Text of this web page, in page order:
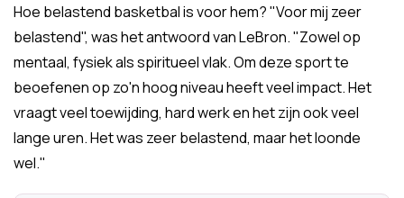
Hoe belastend basketbal is voor hem? "Voor mij zeer
belastend", was het antwoord van LeBron. "Zowel op
mentaal, fysiek als spiritueel vlak. Om deze sport te
beoefenen op zo'n hoog niveau heeft veel impact. Het
vraagt veel toewijding, hard werk en het zijn ook veel
lange uren. Het was zeer belastend, maar het loonde
wel."